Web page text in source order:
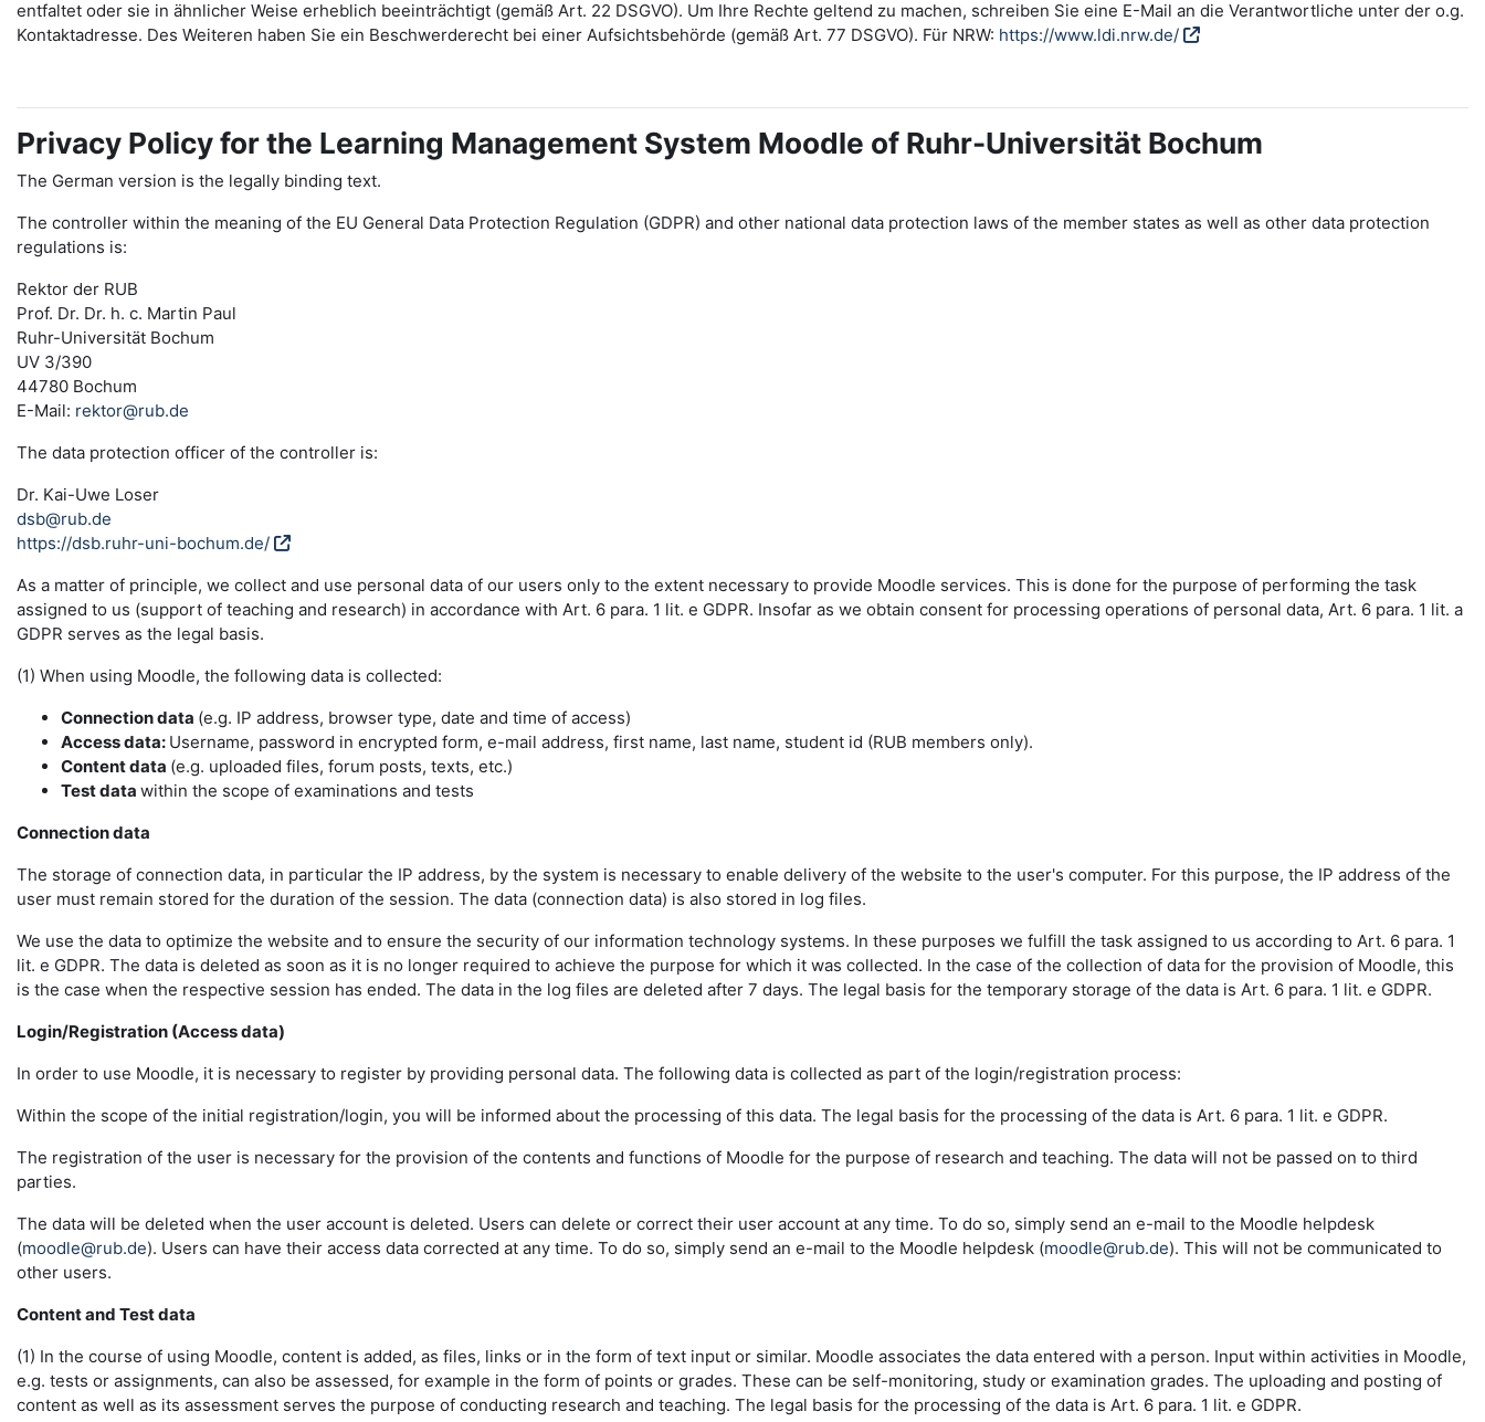
entfaltet oder sie in ähnlicher Weise erheblich beeinträchtigt (gemäß Art. 22 DSGVO). Um Ihre Rechte geltend zu machen, schreiben Sie eine E-Mail an die Verantwortliche unter der o.g.
Kontaktadresse. Des Weiteren haben Sie ein Beschwerderecht bei einer Aufsichtsbehörde (gemäß Art. 77 DSGVO). Für NRW: https://www.ldi.nrw.de/
Privacy Policy for the Learning Management System Moodle of Ruhr-Universität Bochum
The German version is the legally binding text.
The controller within the meaning of the EU General Data Protection Regulation (GDPR) and other national data protection laws of the member states as well as other data protection
regulations is:
Rektor der RUB
Prof. Dr. Dr. h. c. Martin Paul
Ruhr-Universität Bochum
UV 3/390
44780 Bochum
E-Mail: rektor@rub.de
The data protection officer of the controller is:
Dr. Kai-Uwe Loser
dsb@rub.de
https://dsb.ruhr-uni-bochum.de/
As a matter of principle, we collect and use personal data of our users only to the extent necessary to provide Moodle services. This is done for the purpose of performing the task
assigned to us (support of teaching and research) in accordance with Art. 6 para. 1 lit. e GDPR. Insofar as we obtain consent for processing operations of personal data, Art. 6 para. 1 lit. a
GDPR serves as the legal basis.
(1) When using Moodle, the following data is collected:
Connection data (e.g. IP address, browser type, date and time of access)
Access data: Username, password in encrypted form, e-mail address, first name, last name, student id (RUB members only).
Content data (e.g. uploaded files, forum posts, texts, etc.)
Test data within the scope of examinations and tests
Connection data
The storage of connection data, in particular the IP address, by the system is necessary to enable delivery of the website to the user's computer. For this purpose, the IP address of the
user must remain stored for the duration of the session. The data (connection data) is also stored in log files.
We use the data to optimize the website and to ensure the security of our information technology systems. In these purposes we fulfill the task assigned to us according to Art. 6 para. 1
lit. e GDPR. The data is deleted as soon as it is no longer required to achieve the purpose for which it was collected. In the case of the collection of data for the provision of Moodle, this
is the case when the respective session has ended. The data in the log files are deleted after 7 days. The legal basis for the temporary storage of the data is Art. 6 para. 1 lit. e GDPR.
Login/Registration (Access data)
In order to use Moodle, it is necessary to register by providing personal data. The following data is collected as part of the login/registration process:
Within the scope of the initial registration/login, you will be informed about the processing of this data. The legal basis for the processing of the data is Art. 6 para. 1 lit. e GDPR.
The registration of the user is necessary for the provision of the contents and functions of Moodle for the purpose of research and teaching. The data will not be passed on to third
parties.
The data will be deleted when the user account is deleted. Users can delete or correct their user account at any time. To do so, simply send an e-mail to the Moodle helpdesk
(moodle@rub.de). Users can have their access data corrected at any time. To do so, simply send an e-mail to the Moodle helpdesk (moodle@rub.de). This will not be communicated to
other users.
Content and Test data
(1) In the course of using Moodle, content is added, as files, links or in the form of text input or similar. Moodle associates the data entered with a person. Input within activities in Moodle,
e.g. tests or assignments, can also be assessed, for example in the form of points or grades. These can be self-monitoring, study or examination grades. The uploading and posting of
content as well as its assessment serves the purpose of conducting research and teaching. The legal basis for the processing of the data is Art. 6 para. 1 lit. e GDPR.